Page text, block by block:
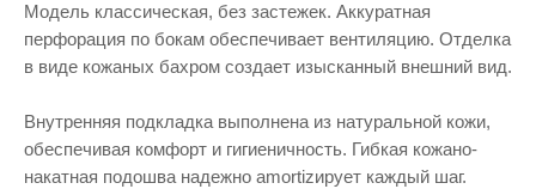
Модель классическая, без застежек. Аккуратная
перфорация по бокам обеспечивает вентиляцию. Отделка
в виде кожаных бахром создает изысканный внешний вид.
Внутренняя подкладка выполнена из натуральной кожи,
обеспечивая комфорт и гигиеничность. Гибкая кожано-
накатная подошва надежно amortizирует каждый шаг.